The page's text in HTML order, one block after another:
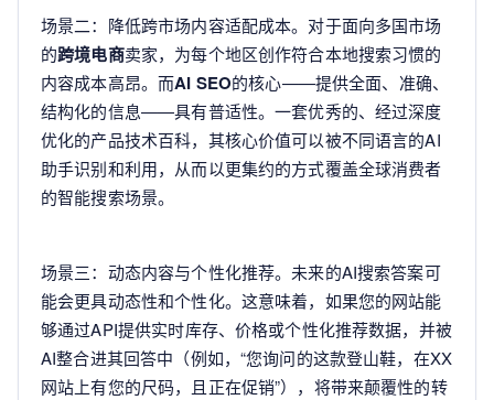
场景二：降低跨市场内容适配成本。对于面向多国市场
的跨境电商卖家，为每个地区创作符合本地搜索习惯的
内容成本高昂。而AI SEO的核心——提供全面、准确、
结构化的信息——具有普适性。一套优秀的、经过深度
优化的产品技术百科，其核心价值可以被不同语言的AI
助手识别和利用，从而以更集约的方式覆盖全球消费者
的智能搜索场景。
场景三：动态内容与个性化推荐。未来的AI搜索答案可
能会更具动态性和个性化。这意味着，如果您的网站能
够通过API提供实时库存、价格或个性化推荐数据，并被
AI整合进其回答中（例如，“您询问的这款登山鞋，在XX
网站上有您的尺码，且正在促销”），将带来颠覆性的转